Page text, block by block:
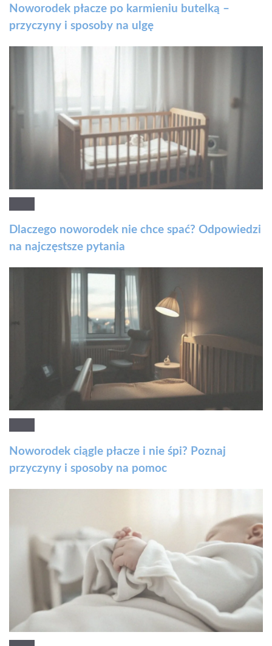
Noworodek płacze po karmieniu butelką –
przyczyny i sposoby na ulgę
Dlaczego noworodek nie chce spać? Odpowiedzi
na najczęstsze pytania
Noworodek ciągle płacze i nie śpi? Poznaj
przyczyny i sposoby na pomoc